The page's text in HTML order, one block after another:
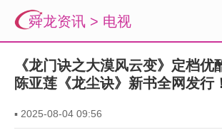
舜龙资讯 > 电视
《龙门诀之大漠风云变》定档优
陈亚莲《龙尘诀》新书全网发行！
▪ 2025-08-04 09:56